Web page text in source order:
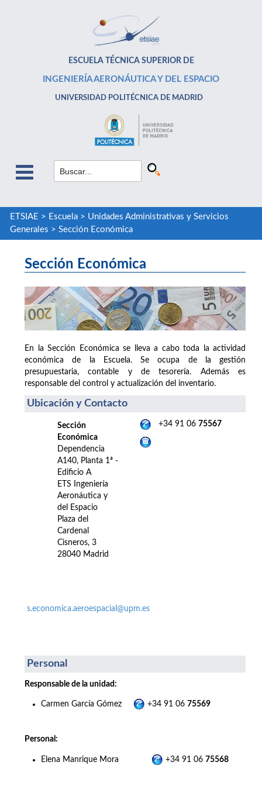
ESCUELA TÉCNICA SUPERIOR DE
INGENIERÍA AERONÁUTICA Y DEL ESPACIO
UNIVERSIDAD POLITÉCNICA DE MADRID
ETSIAE > Escuela> Unidades Administrativas y Servicios
Generales > Sección Económica
Sección Económica
En la Sección Económica se lleva a cabo toda la actividad
económica de la Escuela. Se ocupa de la gestión
presupuestaria, contable y de tesorería. Además es
responsable del control y actualización del inventario.
Ubicación y Contacto
Sección
Económica
Dependencia
A140, Planta 1ª -
Edificio A
ETS Ingeniería
Aeronáutica y
del Espacio
Plaza del
Cardenal
Cisneros, 3
28040 Madrid
+34 91 06 75567
s.economica.aeroespacial@upm.es
Personal
Responsable de la unidad:
Carmen García Gómez +34 91 06 75569
Personal:
Elena Manrique Mora +34 91 06 75568